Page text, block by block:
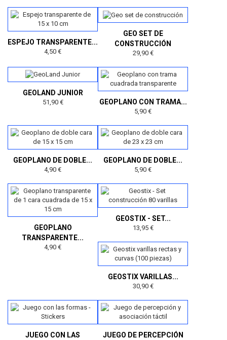
ESPEJO TRANSPARENTE...
4,50 €
GEO SET DE
CONSTRUCCIÓN
29,90 €
GEOLAND JUNIOR
51,90 € GEOPLANO CON TRAMA...
5,90 €
GEOPLANO DE DOBLE...
4,90 €
GEOPLANO DE DOBLE...
5,90 €
GEOPLANO
TRANSPARENTE...
4,90 €
GEOSTIX - SET...
13,95 €
GEOSTIX VARILLAS...
30,90 €
JUEGO CON LAS
JUEGO DE PERCEPCIÓN